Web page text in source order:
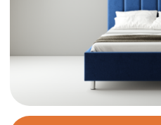
Если ваш матрас вышел из
пришла в негодность, если
детали каркаса, чувствуются
матрас стал слишком мягкий или
жёсткий — наши специалисты